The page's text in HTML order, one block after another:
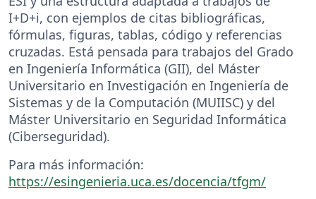
I+D+i, con ejemplos de citas bibliográficas,
fórmulas, figuras, tablas, código y referencias
cruzadas. Está pensada para trabajos del Grado
en Ingeniería Informática (GII), del Máster
Universitario en Investigación en Ingeniería de
Sistemas y de la Computación (MUIISC) y del
Máster Universitario en Seguridad Informática
(Ciberseguridad).
Para más información:
https://esingenieria.uca.es/docencia/tfgm/